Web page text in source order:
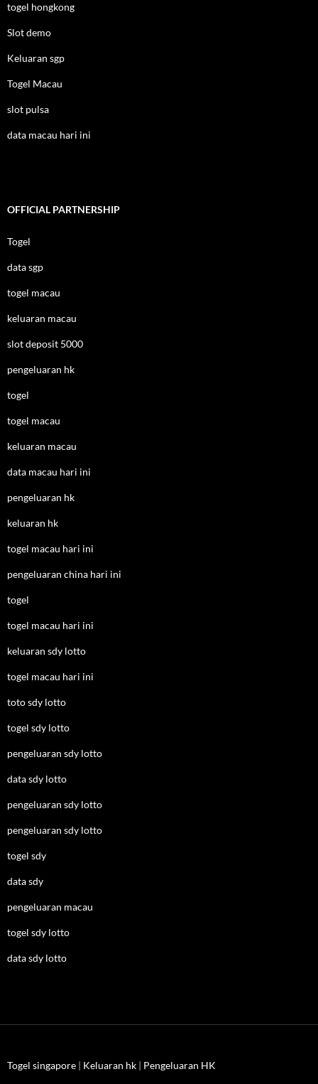
togel hongkong
Slot demo
Keluaran sgp
Togel Macau
slot pulsa
data macau hari ini
OFFICIAL PARTNERSHIP
Togel
data sgp
togel macau
keluaran macau
slot deposit 5000
pengeluaran hk
togel
togel macau
keluaran macau
data macau hari ini
pengeluaran hk
keluaran hk
togel macau hari ini
pengeluaran china hari ini
togel
togel macau hari ini
keluaran sdy lotto
togel macau hari ini
toto sdy lotto
togel sdy lotto
pengeluaran sdy lotto
data sdy lotto
pengeluaran sdy lotto
pengeluaran sdy lotto
togel sdy
data sdy
pengeluaran macau
togel sdy lotto
data sdy lotto
Togel singapore | Keluaran hk | Pengeluaran HK